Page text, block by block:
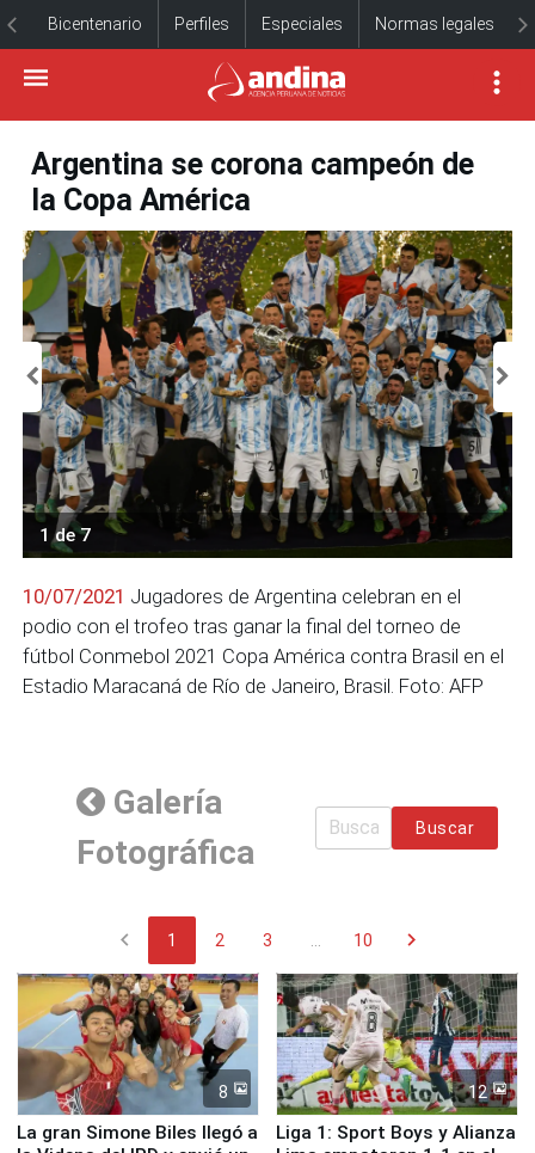
Bicentenario Perfiles Especiales Normas legales
Argentina se corona campeón de
la Copa América
1 de 7
10/07/2021 Jugadores de Argentina celebran en el
podio con el trofeo tras ganar la final del torneo de
fútbol Conmebol 2021 Copa América contra Brasil en el
Estadio Maracaná de Río de Janeiro, Brasil. Foto: AFP
Galería
Fotográfica
Buscar
chevron_left 1 2 3 10 chevron_right
8
La gran Simone Biles llegó a
12
Liga 1: Sport Boys y Alianza